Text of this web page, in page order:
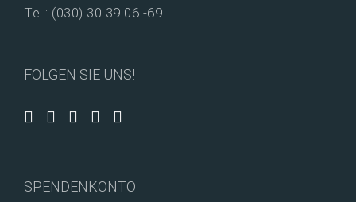
Tel.: (030) 30 39 06 -69
FOLGEN SIE UNS!
SPENDENKONTO